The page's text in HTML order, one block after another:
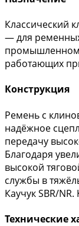
Классический
— для
промышленном
работающих
Конструкция
Ремень с
надёжное
передачу
Благодаря
высокой
службы в
Каучук SBR/
Технические